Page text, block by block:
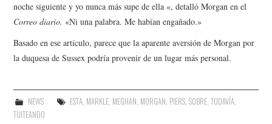
noche siguiente y yo nunca más supe de ella «, detalló Morgan en el
Correo diario. «Ni una palabra. Me habían engañado.»
Basado en ese artículo, parece que la aparente aversión de Morgan por
la duquesa de Sussex podría provenir de un lugar más personal.
NEWS ESTA, MARKLE, MEGHAN, MORGAN, PIERS, SOBRE, TODAVÍA,
TUITEANDO